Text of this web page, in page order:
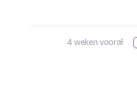
4 weken vooraf